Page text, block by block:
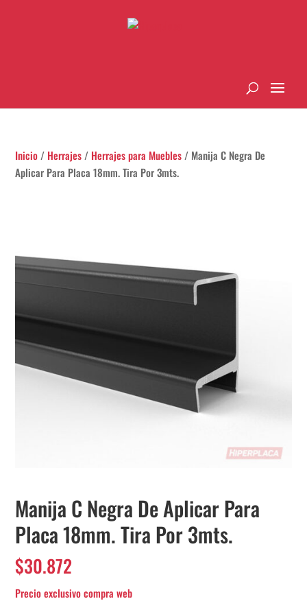
Inicio / Herrajes / Herrajes para Muebles / Manija C Negra De
Aplicar Para Placa 18mm. Tira Por 3mts.
Manija C Negra De Aplicar Para
Placa 18mm. Tira Por 3mts.
$30.872